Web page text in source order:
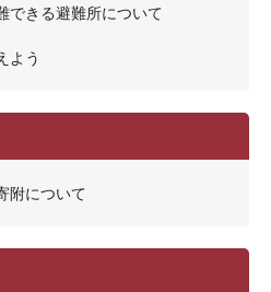
できる避難所について
よう
附について